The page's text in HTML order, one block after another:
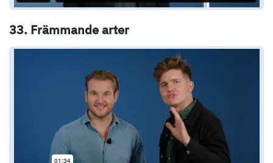
33. Främmande arter